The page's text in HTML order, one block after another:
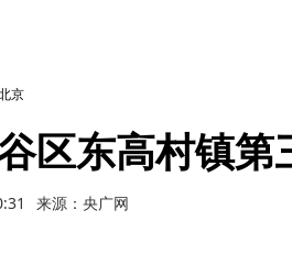
京
区东高村镇
来源：央广网